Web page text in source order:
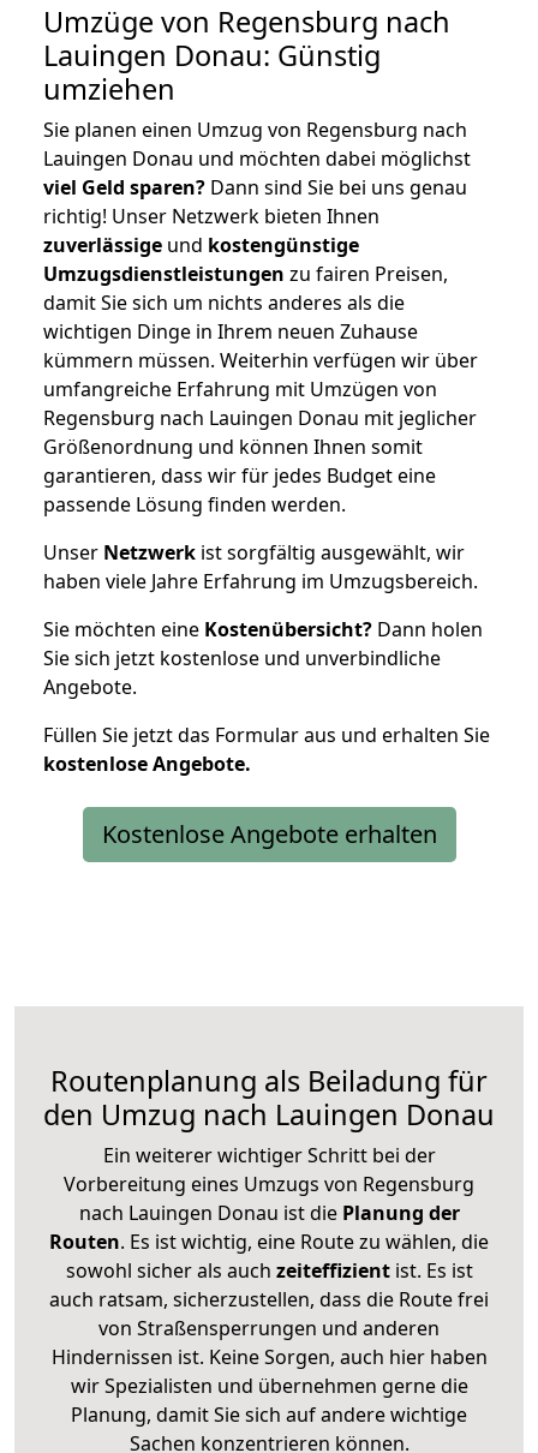
Umzüge von Regensburg nach
Lauingen Donau: Günstig
umziehen
Sie planen einen Umzug von Regensburg nach
Lauingen Donau und möchten dabei möglichst
viel Geld sparen? Dann sind Sie bei uns genau
richtig! Unser Netzwerk bieten Ihnen
zuverlässige und kostengünstige
Umzugsdienstleistungen zu fairen Preisen,
damit Sie sich um nichts anderes als die
wichtigen Dinge in Ihrem neuen Zuhause
kümmern müssen. Weiterhin verfügen wir über
umfangreiche Erfahrung mit Umzügen von
Regensburg nach Lauingen Donau mit jeglicher
Größenordnung und können Ihnen somit
garantieren, dass wir für jedes Budget eine
passende Lösung finden werden.
Unser Netzwerk ist sorgfältig ausgewählt, wir
haben viele Jahre Erfahrung im Umzugsbereich.
Sie möchten eine Kostenübersicht? Dann holen
Sie sich jetzt kostenlose und unverbindliche
Angebote.
Füllen Sie jetzt das Formular aus und erhalten Sie
kostenloseAngebote.
Kostenlose Angebote erhalten
Routenplanung als Beiladung für
den Umzug nach Lauingen Donau
Ein weiterer wichtiger Schritt bei der
Vorbereitung eines Umzugs von Regensburg
nach Lauingen Donau ist diePlanung der
Routen. Es ist wichtig, eine Route zu wählen, die
sowohl sicher als auch zeiteffizientist. Es ist
auch ratsam, sicherzustellen, dass die Route frei
von Straßensperrungen und anderen
Hindernissen ist. Keine Sorgen, auch hier haben
wir Spezialisten und übernehmen gerne die
Planung, damit Sie sich auf andere wichtige
Sachen konzentrieren können.